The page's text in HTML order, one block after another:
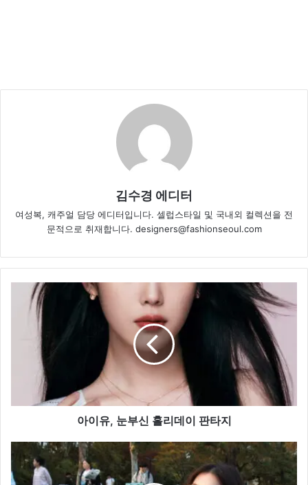
김수경 에디터
여성복, 캐주얼 담당 에디터입니다. 셀럽스타일 및 국내외 컬렉션을 전
문적으로 취재합니다. designers@fashionseoul.com
데
지
아이유, 눈부신 홀리데이 판타지
뜻
함